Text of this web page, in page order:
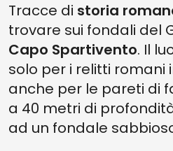
Tracce di storia
trovare sui fondali del
Capo Spartivento. Il
solo per i relitti romani
anche per le pareti di
a 40 metri di
ad un fondale